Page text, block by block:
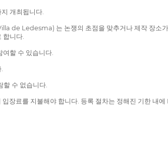
개최됩니다.
Ledesma) 는 논쟁의 초점을 맞추거나 제작 장소
합니다.
할 수 있습니다.
수 없습니다.
장료를 지불해야 합니다. 등록 절차는 정해진 기한